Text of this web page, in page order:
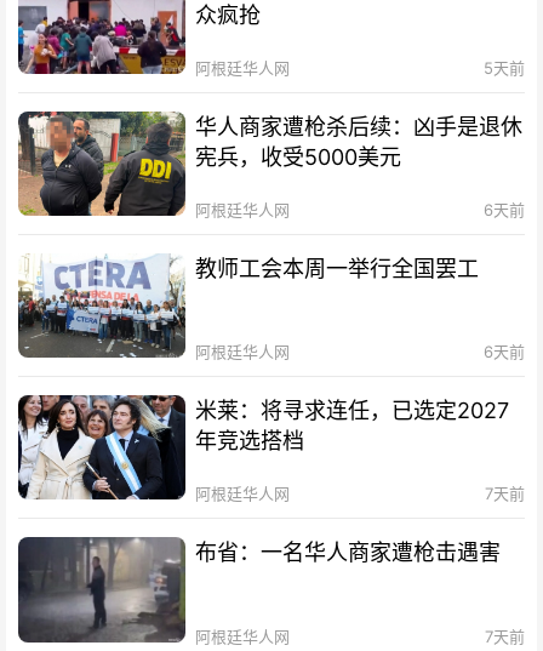
众疯抢
阿根廷华人网 5天前
华人商家遭枪杀后续：凶手是退休
宪兵，收受5000美元
阿根廷华人网 6天前
教师工会本周一举行全国罢工
阿根廷华人网 6天前
米莱：将寻求连任，已选定2027
年竞选搭档
阿根廷华人网 7天前
布省：一名华人商家遭枪击遇害
阿根廷华人网 7天前